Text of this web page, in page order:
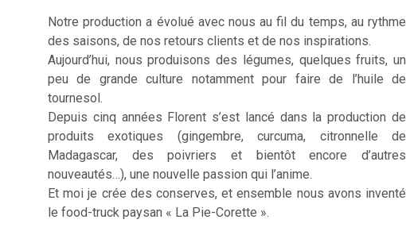
Notre production a évolué avec nous au fil du temps, au rythme
des saisons, de nos retours clients et de nos inspirations.
Aujourd’hui, nous produisons des légumes, quelques fruits, un
peu de grande culture notamment pour faire de l’huile de
tournesol.
Depuis cinq années Florent s’est lancé dans la production de
produits exotiques (gingembre, curcuma, citronnelle de
Madagascar, des poivriers et bientôt encore d’autres
nouveautés…), une nouvelle passion qui l’anime.
Et moi je crée des conserves, et ensemble nous avons inventé
le food-truck paysan « La Pie-Corette ».